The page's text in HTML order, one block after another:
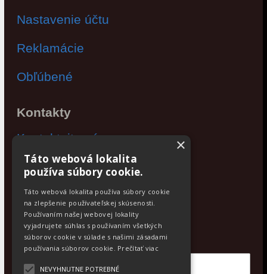
Nastavenie účtu
Reklamácie
Obľúbené
Kontakty
Kontaktujte nás
Po - Pia: 9:00 - 17:00
Newsletter
Odoberajte aktuálne novinky
×
Táto webová lokalita
používa súbory cookie.
Táto webová lokalita používa súbory cookie
na zlepšenie používateľskej skúsenosti.
Používaním našej webovej lokality
vyjadrujete súhlas s používaním všetkých
súborov cookie v súlade s našimi zásadami
používania súborov cookie. Prečítať viac
NEVYHNUTNE POTREBNÉ